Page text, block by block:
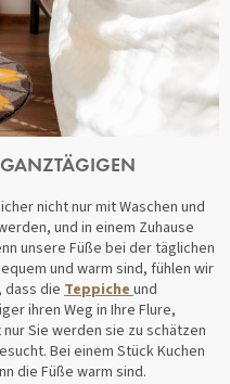
nicht nur mit Waschen und
und in einem Zuhause
unsere Füße bei der täglichen
und warm sind, fühlen wir
dass die Teppiche und
ihren Weg in Ihre Flure,
Sie werden sie zu schätzen
Bei einem Stück Kuchen
die Füße warm sind.